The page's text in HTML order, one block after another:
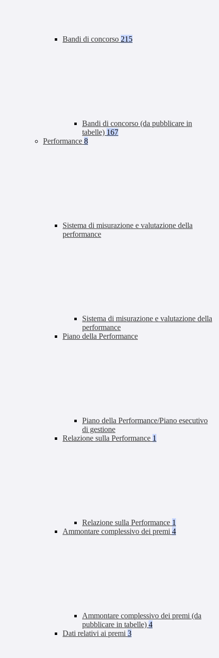
Bandi di concorso 215
Bandi di concorso (da pubblicare in
tabelle) 167
Performance 8
Sistema di misurazione e valutazione della
performance
Sistema di misurazione e valutazione della
performance
Piano della Performance
Piano della Performance/Piano esecutivo
di gestione
Relazione sulla Performance 1
Relazione sulla Performance 1
Ammontare complessivo dei premi 4
Ammontare complessivo dei premi (da
pubblicare in tabelle) 4
Dati relativi ai premi 3